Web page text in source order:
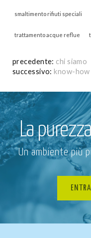
smaltimento rifiuti speciali
trattamento acque reflue
precedente: chi siamo
successivo:know-how
La
Un ambiente più